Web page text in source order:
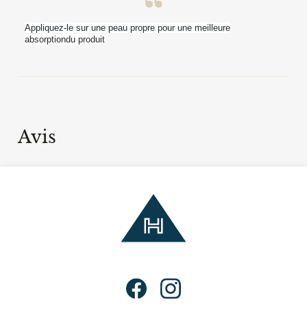
Appliquez-le sur une peau propre pour une meilleure
absorptiondu produit
Avis